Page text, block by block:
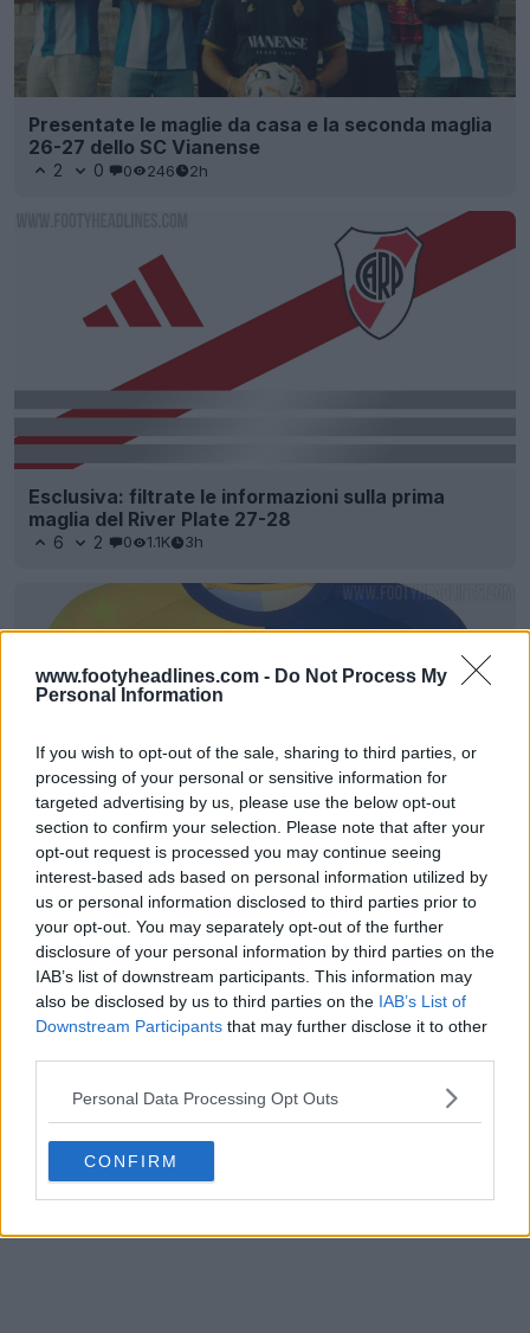
www.footyheadlines.com - Do Not Process My
Personal Information
If you wish to opt-out of the sale, sharing to third parties, or
processing of your personal or sensitive information for
targeted advertising by us, please use the below opt-out
section to confirm your selection. Please note that after your
opt-out request is processed you may continue seeing
interest-based ads based on personal information utilized by
us or personal information disclosed to third parties prior to
your opt-out. You may separately opt-out of the further
disclosure of your personal information by third parties on the
IAB’s list of downstream participants. This information may
also be disclosed by us to third parties on the IAB’s List of
Downstream Participants that may further disclose it to other
Personal Data Processing Opt Outs
CONFIRM
Presentate le maglie da casa e la seconda maglia
26-27 dello SC Vianense
2 0 0 246 2h
Esclusiva: filtrate le informazioni sulla prima
maglia del River Plate 27-28
6 2 0 1.1K 3h
Presentata la maglia pre-partita del Boca Juniors
26-27
29 32 0 4.9K 4h